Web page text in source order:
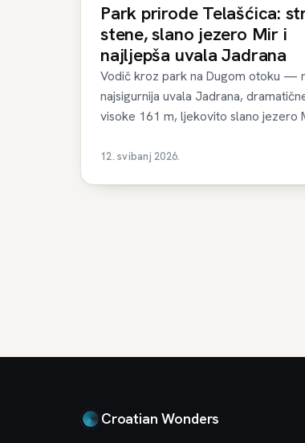
Park prirode Telašćica:
stene, slano jezero Mir i
najljepša uvala Jadrana
Vodič kroz park na Dugom otoku —
najsigurnija uvala Jadrana,
visoke 161 m, ljekovito slano jezero
12. svibanj 2026.
Croatian Wonders